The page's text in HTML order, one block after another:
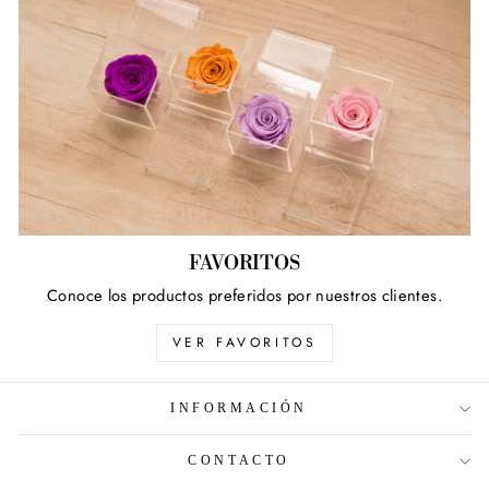
FAVORITOS
Conoce los productos preferidos por nuestros clientes.
VER FAVORITOS
INFORMACIÓN
CONTACTO